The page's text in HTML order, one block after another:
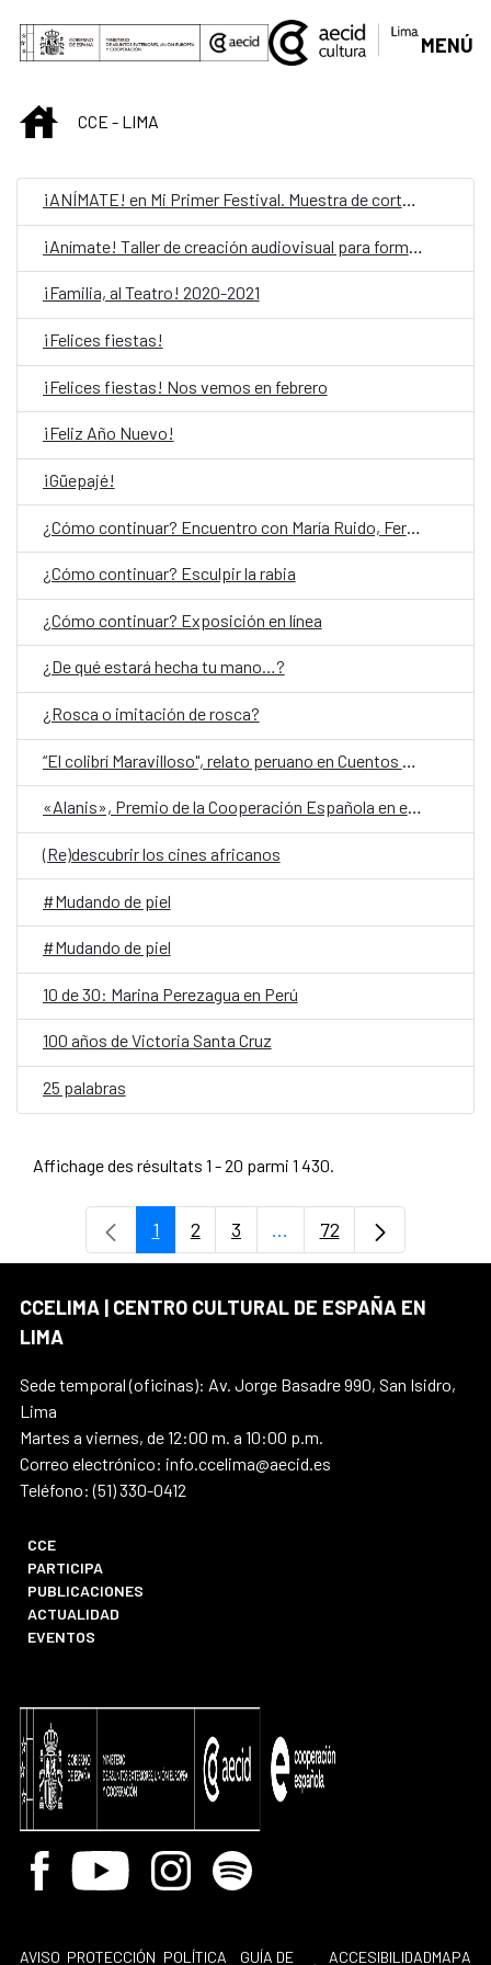
Saut au contenu principal
MENÚ
INICIOCCE - LIMA
¡ANÍMATE! en Mi Primer Festival. Muestra de cortometrajes
¡Familia, al Teatro! 2020-2021
¡Felices fiestas!
¡Felices fiestas! Nos vemos en febrero
¡Feliz Año Nuevo!
¡Güepajé!
¿Cómo continuar? Encuentro con María Ruido, Fernanda Laguna y Jorge Villacorta
¿Cómo continuar? Esculpir la rabia
¿Cómo continuar? Exposición en línea
¿De qué estará hecha tu mano…?
¿Rosca o imitación de rosca?
«Alanis», Premio de la Cooperación Española en el Festival de San Sebastián
(Re)descubrir los cines africanos
#Mudando de piel
#Mudando de piel
10 de 30: Marina Perezagua en Perú
100 años de Victoria Santa Cruz
25 palabras
Affichage des résultats 1 - 20 parmi 1 430.
Page
1 Page
2 Page
3 ...Pages intermédiaires
Page
72
CCELIMA | CENTRO CULTURAL DE ESPAÑA EN
LIMA
Sede temporal (oficinas): Av. Jorge Basadre 990, San Isidro,
Lima
Martes a viernes, de 12:00 m. a 10:00 p.m.
Correo electrónico: info.ccelima@aecid.es
Teléfono: (51) 330-0412
CCE
PARTICIPA
PUBLICACIONES
ACTUALIDAD
EVENTOS
Facebook
Youtube InstagramSpotify
AVISO PROTECCIÓN POLÍTICA
GUÍA DE
ACCESIBILIDADMAPA